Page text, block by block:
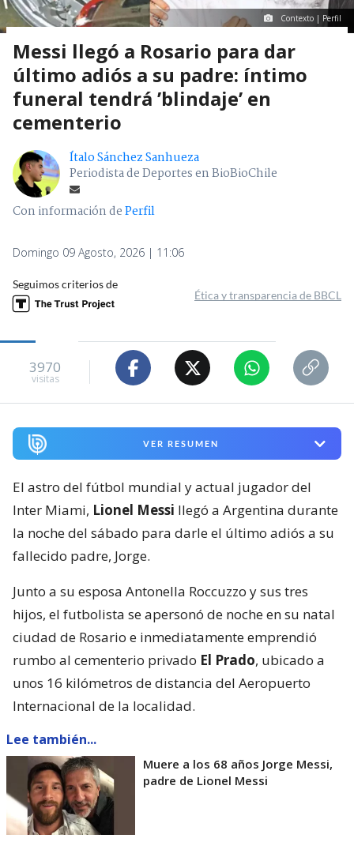
Contexto | Perfil
Messi llegó a Rosario para dar
último adiós a su padre: íntimo
funeral tendrá ’blindaje’ en
cementerio
Ítalo Sánchez Sanhueza
Periodista de Deportes en BioBioChile
Con información dePerfil
Domingo 09 Agosto, 2026 | 11:06
Seguimos criterios de
Ética y transparencia de BBCL
3970
visitas
VER RESUMEN
El astro del fútbol mundial y actual jugador del
Inter Miami, Lionel Messi llegó a Argentina durante
la noche del sábado para darle el último adiós a su
fallecido padre, Jorge.
Junto a su esposa Antonella Roccuzzo y sus tres
hijos, el futbolista se apersonó de noche en su natal
ciudad de Rosario e inmediatamente emprendió
rumbo al cementerio privado El Prado, ubicado a
unos 16 kilómetros de distancia del Aeropuerto
Internacional de la localidad.
Lee también...
Muere a los 68 años Jorge Messi,
padre de Lionel Messi